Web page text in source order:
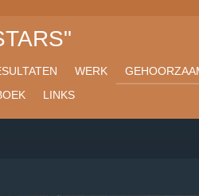
WERK
LINKS